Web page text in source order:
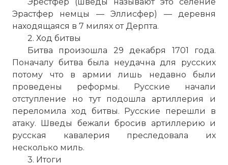
Эрастфер немцы — Эллисфер) — деревня
находящаяся в 7 милях от Дерпта.
2. Ход битвы
Битва произошла 29 декабря 1701 года.
Поначалу битва была неудачна для русских
потому что в армии лишь недавно были
проведены реформы. Русские начали
отступление но тут подошла артиллерия и
переломила ход битвы. Русские перешли в
атаку. Шведы бежали бросив артиллерию и
русская кавалерия преследовала их
несколько миль.
3. Итоги
☓